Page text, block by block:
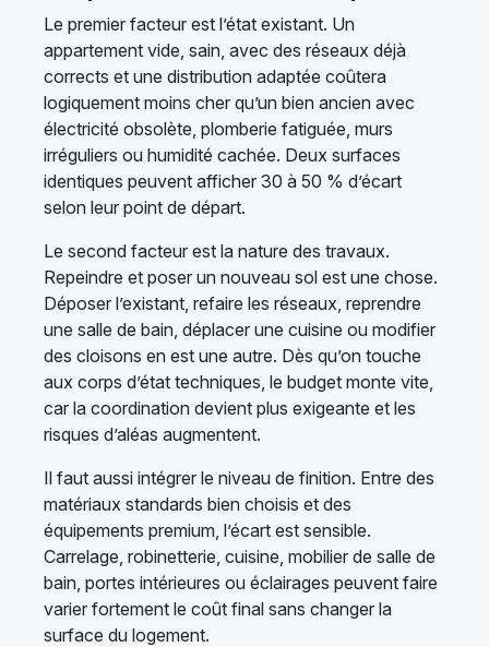
Le premier facteur est l’état existant. Un
appartement vide, sain, avec des réseaux déjà
corrects et une distribution adaptée coûtera
logiquement moins cher qu’un bien ancien avec
électricité obsolète, plomberie fatiguée, murs
irréguliers ou humidité cachée. Deux surfaces
identiques peuvent afficher 30 à 50 % d’écart
selon leur point de départ.
Le second facteur est la nature des travaux.
Repeindre et poser un nouveau sol est une chose.
Déposer l’existant, refaire les réseaux, reprendre
une salle de bain, déplacer une cuisine ou modifier
des cloisons en est une autre. Dès qu’on touche
aux corps d’état techniques, le budget monte vite,
car la coordination devient plus exigeante et les
risques d’aléas augmentent.
Il faut aussi intégrer le niveau de finition. Entre des
matériaux standards bien choisis et des
équipements premium, l’écart est sensible.
Carrelage, robinetterie, cuisine, mobilier de salle de
bain, portes intérieures ou éclairages peuvent faire
varier fortement le coût final sans changer la
surface du logement.